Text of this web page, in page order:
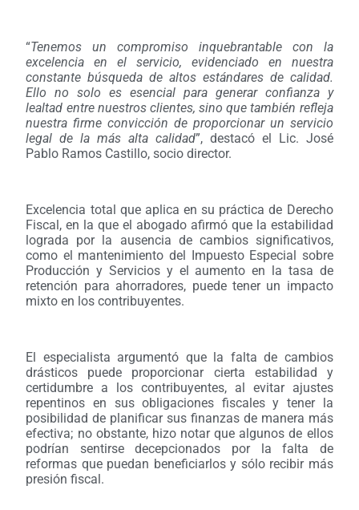
“Tenemos un compromiso inquebrantable con la
excelencia en el servicio, evidenciado en nuestra
constante búsqueda de altos estándares de calidad.
Ello no solo es esencial para generar confianza y
lealtad entre nuestros clientes, sino que también refleja
nuestra firme convicción de proporcionar un servicio
legal de la más alta calidad”, destacó el Lic. José
Pablo Ramos Castillo, socio director.
Excelencia total que aplica en su práctica de Derecho
Fiscal, en la que el abogado afirmó que la estabilidad
lograda por la ausencia de cambios significativos,
como el mantenimiento del Impuesto Especial sobre
Producción y Servicios y el aumento en la tasa de
retención para ahorradores, puede tener un impacto
mixto en los contribuyentes.
El especialista argumentó que la falta de cambios
drásticos puede proporcionar cierta estabilidad y
certidumbre a los contribuyentes, al evitar ajustes
repentinos en sus obligaciones fiscales y tener la
posibilidad de planificar sus finanzas de manera más
efectiva; no obstante, hizo notar que algunos de ellos
podrían sentirse decepcionados por la falta de
reformas que puedan beneficiarlos y sólo recibir más
presión fiscal.